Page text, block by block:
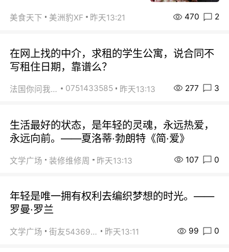
美食天下 美洲豹XF 昨天13:21 470 2
在网上找的中介，求租的学生公寓，说合同不
写租住日期，靠谱么？
法国你问我答 0751433585 昨天13:13 277 3
生活最好的状态，是年轻的灵魂，永远热爱，
永远向前。——夏洛蒂·勃朗特《简·爱》
文学广场 装修维修周 昨天13:13 107 0
年轻是唯一拥有权利去编织梦想的时光。——
罗曼·罗兰
文学广场 街友54369822 昨天13:11 99 0